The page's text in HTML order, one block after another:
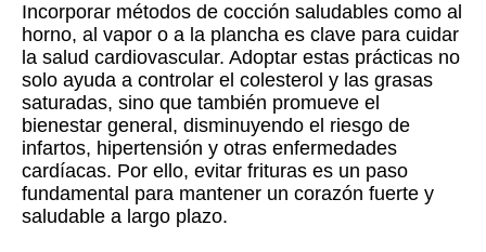
Incorporar métodos de cocción saludables como al
horno, al vapor o a la plancha es clave para cuidar
la salud cardiovascular. Adoptar estas prácticas no
solo ayuda a controlar el colesterol y las grasas
saturadas, sino que también promueve el
bienestar general, disminuyendo el riesgo de
infartos, hipertensión y otras enfermedades
cardíacas. Por ello, evitar frituras es un paso
fundamental para mantener un corazón fuerte y
saludable a largo plazo.